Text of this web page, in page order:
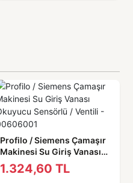
Profilo / Siemens Çamaşır
Makinesi Su Giriş Vanası
Okuyucu Sensörlü / Ventili -
00606001
1.324,60 TL